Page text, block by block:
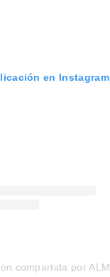
en Instagram